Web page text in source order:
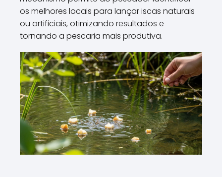
os melhores locais para lançar iscas naturais
ou artificiais, otimizando resultados e
tornando a pescaria mais produtiva.